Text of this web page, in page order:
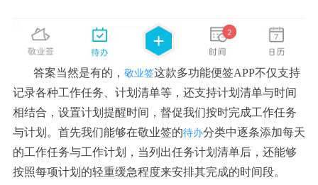
答案当然是有的， 敬业签这款多功能便签APP不仅支持
记录各种工作任务、计划清单等，还支持计划清单与时间
相结合，设置计划提醒时间，督促我们按时完成工作任务
与计划。首先我们能够在敬业签的待办分类中逐条添加每天
的工作任务与工作计划，当列出任务计划清单后，还能够
按照每项计划的轻重缓急程度来安排其完成的时间段。